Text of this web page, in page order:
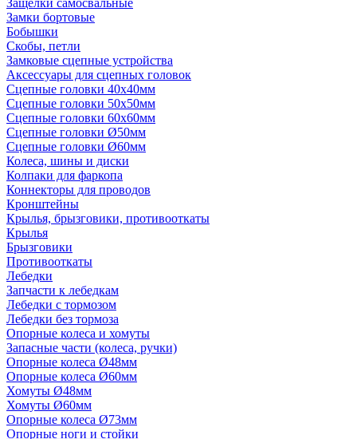
Защелки самосвальные
Замки бортовые
Бобышки
Скобы, петли
Замковые сцепные устройства
Аксессуары для сцепных головок
Сцепные головки 40x40мм
Сцепные головки 50x50мм
Сцепные головки 60x60мм
Сцепные головки Ø50мм
Сцепные головки Ø60мм
Колеса, шины и диски
Колпаки для фаркопа
Коннекторы для проводов
Кронштейны
Крылья, брызговики, противооткаты
Крылья
Брызговики
Противооткаты
Лебедки
Запчасти к лебедкам
Лебедки с тормозом
Лебедки без тормоза
Опорные колеса и хомуты
Запасные части (колеса, ручки)
Опорные колеса Ø48мм
Опорные колеса Ø60мм
Хомуты Ø48мм
Хомуты Ø60мм
Опорные колеса Ø73мм
Опорные ноги и стойки